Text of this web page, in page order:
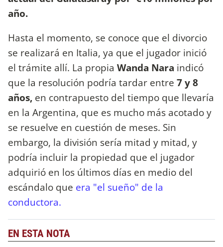
año.
Hasta el momento, se conoce que el divorcio
se realizará en Italia, ya que el jugador inició
el trámite allí. La propia Wanda Nara indicó
que la resolución podría tardar entre 7 y 8
años, en contrapuesto del tiempo que llevaría
en la Argentina, que es mucho más acotado y
se resuelve en cuestión de meses. Sin
embargo, la división sería mitad y mitad, y
podría incluir la propiedad que el jugador
adquirió en los últimos días en medio del
escándalo que era "el sueño" de la
conductora.
EN ESTA NOTA